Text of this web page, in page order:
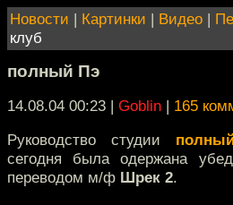
Новости | Картинки | Видео |
клуб
полный Пэ
14.08.04 00:23 | Goblin | 165
Руководство студии
сегодня была одержана
переводом м/ф Шрек 2.